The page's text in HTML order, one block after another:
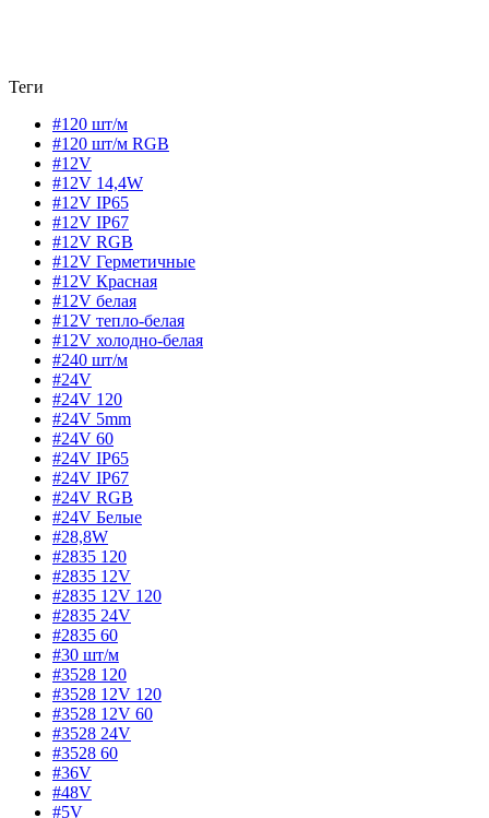
Теги
#120 шт/м
#120 шт/м RGB
#12V
#12V 14,4W
#12V IP65
#12V IP67
#12V RGB
#12V Герметичные
#12V Красная
#12V белая
#12V тепло-белая
#12V холодно-белая
#240 шт/м
#24V
#24V 120
#24V 5mm
#24V 60
#24V IP65
#24V IP67
#24V RGB
#24V Белые
#28,8W
#2835 120
#2835 12V
#2835 12V 120
#2835 24V
#2835 60
#30 шт/м
#3528 120
#3528 12V 120
#3528 12V 60
#3528 24V
#3528 60
#36V
#48V
#5V